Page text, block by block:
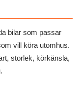
bilar som passar
vill köra utomhus.
storlek, körkänsla,